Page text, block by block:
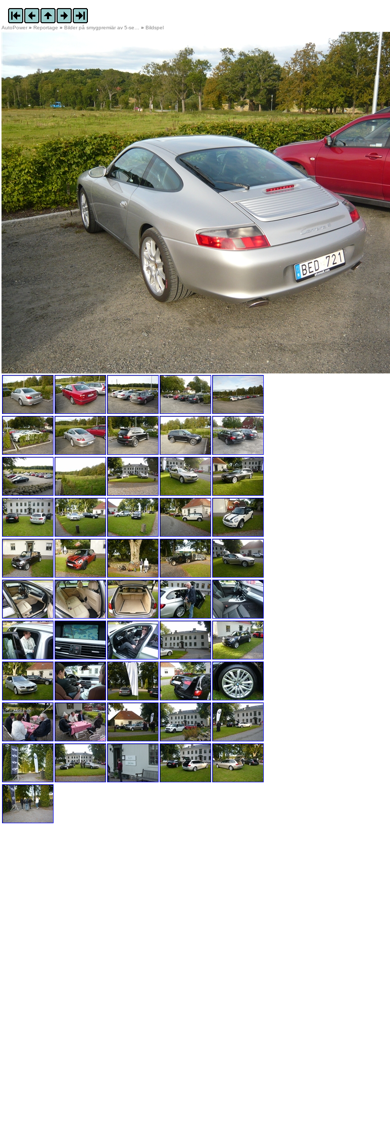
AutoPower » Reportage » Bilder på smygpremiär av 5-se… » Bildspel